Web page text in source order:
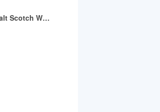
Legacy Highland Single Malt Scotch Whisky